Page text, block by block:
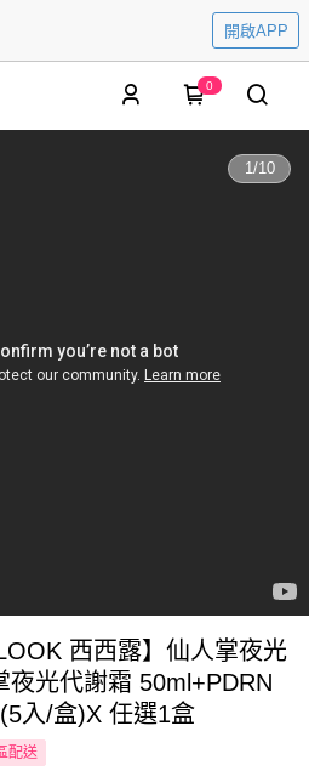
開啟APP
0
1/10
西西露】仙人掌夜光
夜光代謝霜 50ml+PDRN
入/盒)X 任選1盒
配送